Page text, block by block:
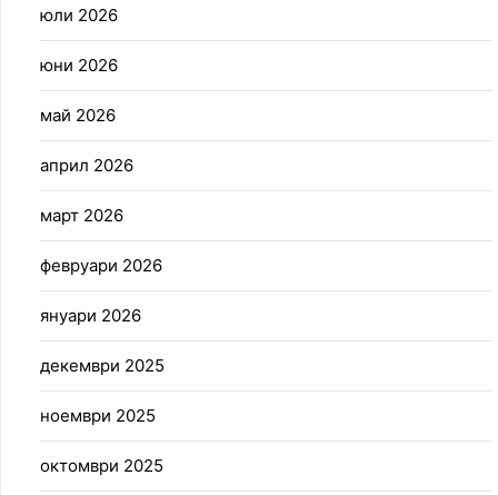
юли 2026
юни 2026
май 2026
април 2026
март 2026
февруари 2026
януари 2026
декември 2025
ноември 2025
октомври 2025